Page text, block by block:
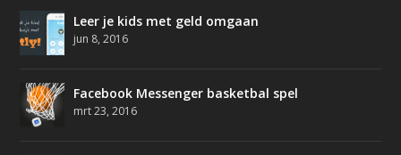
Leer je kids met geld omgaan
jun 8, 2016
Facebook Messenger basketbal spel
mrt 23, 2016